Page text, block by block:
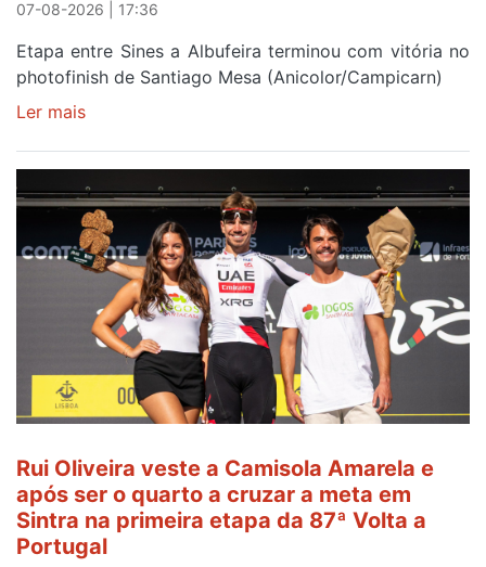
07-08-2026 | 17:36
Etapa entre Sines a Albufeira terminou com vitória no
photofinish de Santiago Mesa (Anicolor/Campicarn)
Ler mais
Oliveira
é
sexto
e
continua
Camisola
Amarela
ao
da
etapa
da
Volta
a
Rui Oliveira veste a Camisola Amarela e
após ser o quarto a cruzar a meta em
Sintra na primeira etapa da 87ª Volta a
Portugal